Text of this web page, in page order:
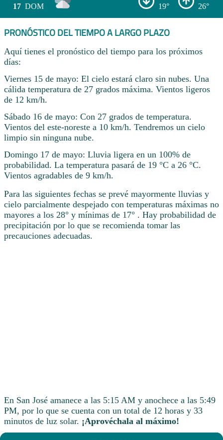
17 DOM 19° 26°
PRONÓSTICO DEL TIEMPO A LARGO PLAZO
Aquí tienes el pronóstico del tiempo para los próximos
días:
Viernes 15 de mayo: El cielo estará claro sin nubes. Una
cálida temperatura de 27 grados máxima. Vientos ligeros
de 12 km/h.
Sábado 16 de mayo: Con 27 grados de temperatura.
Vientos del este-noreste a 10 km/h. Tendremos un cielo
limpio sin ninguna nube.
Domingo 17 de mayo: Lluvia ligera en un 100% de
probabilidad. La temperatura pasará de 19 °C a 26 °C.
Vientos agradables de 9 km/h.
Para las siguientes fechas se prevé mayormente lluvias y
cielo parcialmente despejado con temperaturas máximas no
mayores a los 28° y mínimas de 17° . Hay probabilidad de
precipitación por lo que se recomienda tomar las
precauciones adecuadas.
En San José amanece a las 5:15 AM y anochece a las 5:49
PM, por lo que se cuenta con un total de 12 horas y 33
minutos de luz solar. ¡Aprovéchala al máximo!